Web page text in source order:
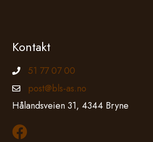
Kontakt
Telefonnummer
51 77 07 00
Epostadresse
post@bls-as.no
Hålandsveien 31, 4344 Bryne
Les mer om oss på Facebook